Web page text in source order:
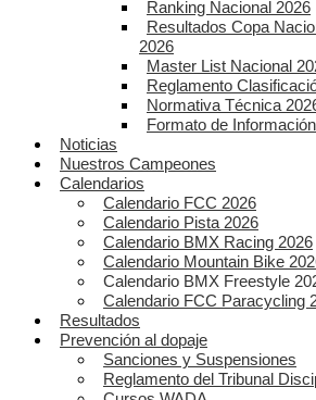
Ranking Nacional 2026
Resultados Copa
2026
Master List Nacional
Reglamento
Normativa Técnica
Formato de
Noticias
Nuestros Campeones
Calendarios
Calendario FCC 2026
Calendario Pista 2026
Calendario BMX Racing 2026
Calendario Mountain Bike
Calendario BMX Freestyle
Calendario FCC Paracycling
Resultados
Prevención al dopaje
Sanciones y Suspensiones
Reglamento del Tribunal